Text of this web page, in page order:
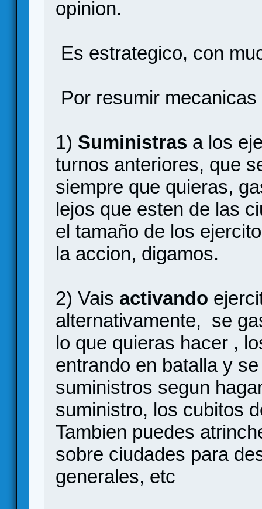
opinion.
Es estrategico, con
Por resumir
1) Suministras a los
turnos anteriores, que
siempre que quieras,
lejos que esten de las
el tamaño de los
la accion, digamos.
2) Vais activando
alternativamente, se
lo que quieras hacer ,
entrando en batalla y
suministros segun
suministro, los cubitos
Tambien puedes
sobre ciudades para
generales, etc